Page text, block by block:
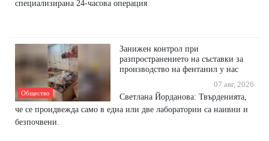
специализирана 24-часова операция
Общество
Занижен контрол при
разпространението на съставки за
производство на фентанил у нас
07 авг, 2026
Светлана Йорданова: Твърденията,
че се проидвежда само в една или две лаборатории са наивни и
безпочвени.